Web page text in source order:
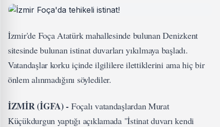
İzmir'de Foça Atatürk mahallesinde bulunan Denizkent
sitesinde bulunan istinat duvarları yıkılmaya başladı.
Vatandaşlar korku içinde ilgililere ilettiklerini ama hiç bir
önlem alınmadığını söylediler.
İZMİR (İGFA) - Foçalı vatandaşlardan Murat
Küçükdurgun yaptığı açıklamada "İstinat duvarı kendi